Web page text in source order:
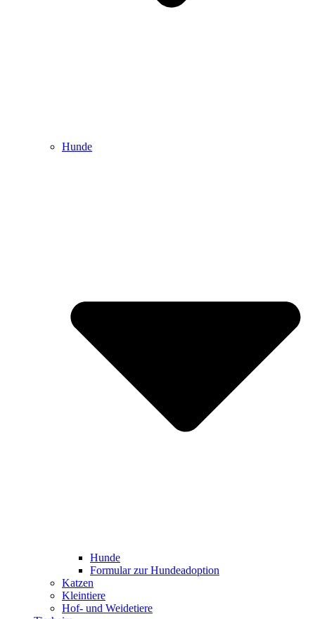
Hunde
Hunde
Formular zur Hundeadoption
Katzen
Kleintiere
Hof- und Weidetiere